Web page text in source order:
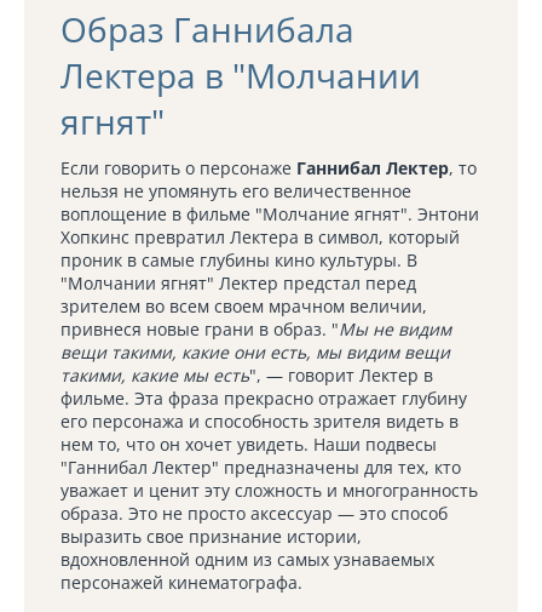
Образ Ганнибала
Лектера в "Молчании
ягнят"
Если говорить о персонаже Ганнибал Лектер, то
нельзя не упомянуть его величественное
воплощение в фильме "Молчание ягнят". Энтони
Хопкинс превратил Лектера в символ, который
проник в самые глубины кино культуры. В
"Молчании ягнят" Лектер предстал перед
зрителем во всем своем мрачном величии,
привнеся новые грани в образ. "Мы не видим
вещи такими, какие они есть, мы видим вещи
такими, какие мы есть", — говорит Лектер в
фильме. Эта фраза прекрасно отражает глубину
его персонажа и способность зрителя видеть в
нем то, что он хочет увидеть. Наши подвесы
"Ганнибал Лектер" предназначены для тех, кто
уважает и ценит эту сложность и многогранность
образа. Это не просто аксессуар — это способ
выразить свое признание истории,
вдохновленной одним из самых узнаваемых
персонажей кинематографа.